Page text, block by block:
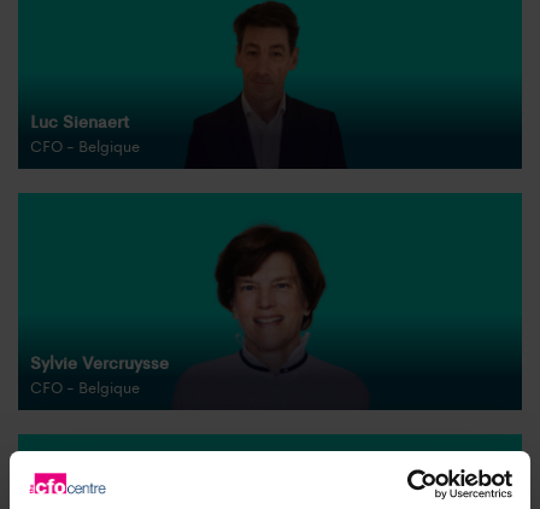
Luc Sienaert
CFO - Belgique
Sylvie Vercruysse
CFO - Belgique